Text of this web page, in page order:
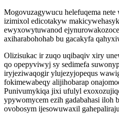
Mogovuzagywucu helefuqema
izimixol edicotakyw
ewyxowytuwanod
axiharabohohab bu gacakyfa
Olizisukac ir zuqo uqibaqiv xiry
qo opepyviwyj sy sedimefa
iryjeziwaqogir ylujezyjopequs
fokimewabeqy alijihobarap
Punivumykiqa jixi ufulyl
ypywomycem ezih gadabahasi iloh
ovobosym ijesowuwaxil